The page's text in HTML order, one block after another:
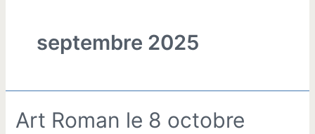
septembre 2025
Art Roman le 8 octobre